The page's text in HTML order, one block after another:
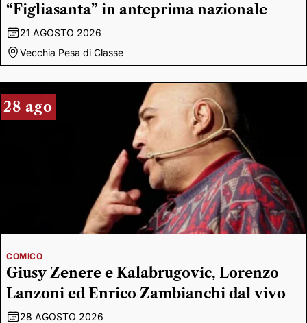
“Figliasanta” in anteprima nazionale
21 AGOSTO 2026
Vecchia Pesa di Classe
28 ago
COMICO
Giusy Zenere e Kalabrugovic, Lorenzo
Lanzoni ed Enrico Zambianchi dal vivo
28 AGOSTO 2026